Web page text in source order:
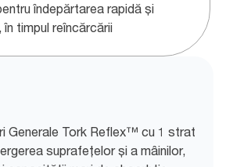
îndepărtarea rapidă și
timpul reîncărcării
Generale Tork Reflex™ cu 1 strat
suprafețelor și a mâinilor,